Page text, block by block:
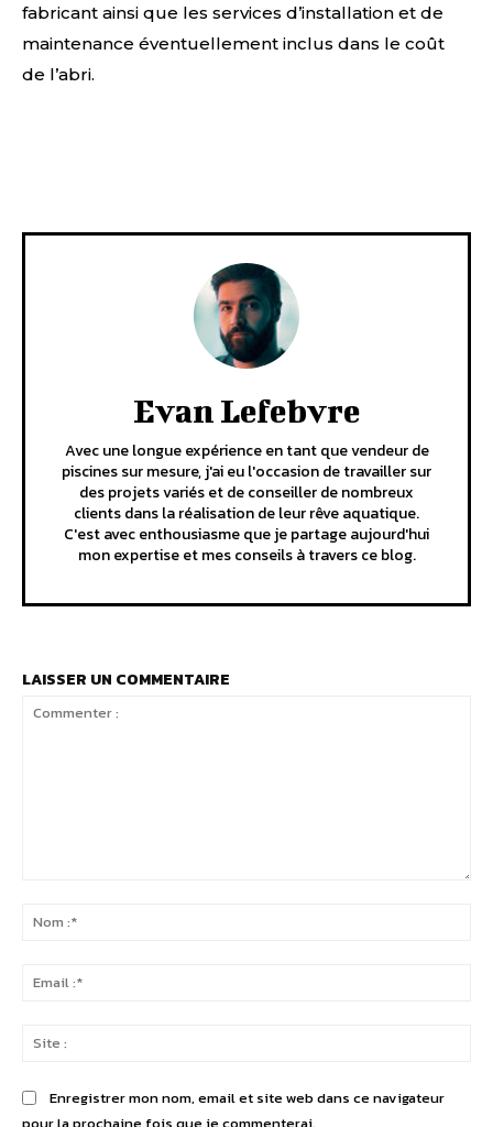
fabricant ainsi que les services d’installation et de
maintenance éventuellement inclus dans le coût
de l’abri.
Evan Lefebvre
Avec une longue expérience en tant que vendeur de
piscines sur mesure, j'ai eu l'occasion de travailler sur
des projets variés et de conseiller de nombreux
clients dans la réalisation de leur rêve aquatique.
C'est avec enthousiasme que je partage aujourd'hui
mon expertise et mes conseils à travers ce blog.
LAISSER UN COMMENTAIRE
Enregistrer mon nom, email et site web dans ce navigateur